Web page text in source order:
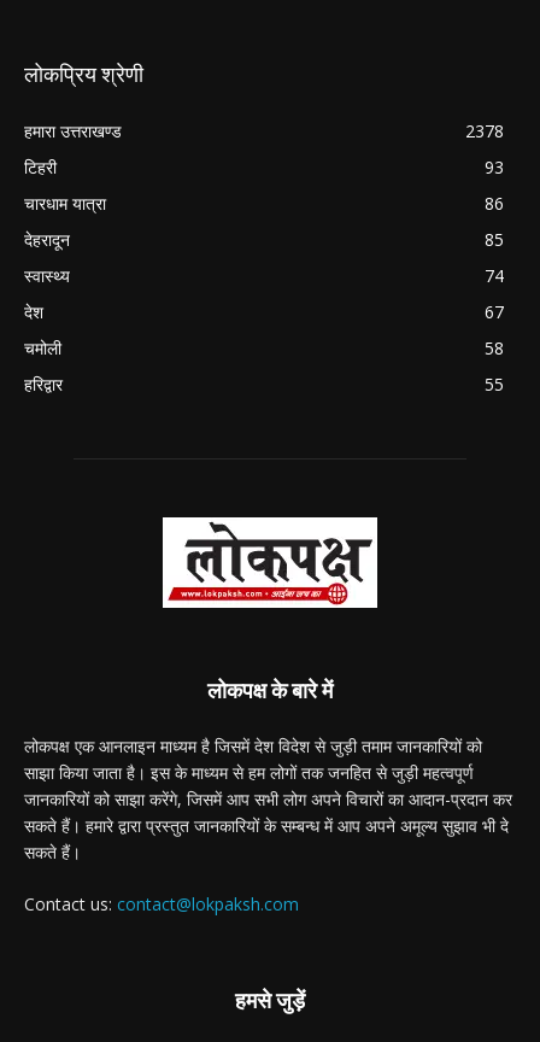
लोकप्रिय श्रेणी
हमारा उत्तराखण्ड
2378
टिहरी
93
चारधाम यात्रा
86
देहरादून
85
स्वास्थ्य
74
देश
67
चमोली
58
हरिद्वार
55
लोकपक्ष के बारे में
लोकपक्ष एक आनलाइन माध्यम है जिसमें देश विदेश से जुड़ी तमाम जानकारियों को
साझा किया जाता है। इस के माध्यम से हम लोगों तक जनहित से जुड़ी महत्वपूर्ण
जानकारियों को साझा करेंगे, जिसमें आप सभी लोग अपने विचारों का आदान-प्रदान कर
सकते हैं। हमारे द्वारा प्रस्तुत जानकारियों के सम्बन्ध में आप अपने अमूल्य सुझाव भी दे
सकते हैं।
Contact us: contact@lokpaksh.com
हमसे जुड़ें